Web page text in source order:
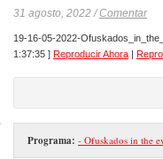
31 agosto, 2022 /Comentar
19-16-05-2022-
1:37:35 ] Reproducir Ahora |
Programa: - Ofuskados in the